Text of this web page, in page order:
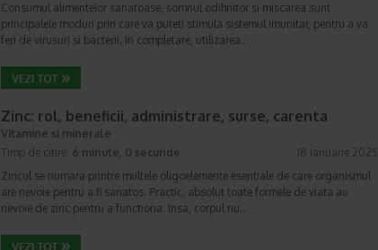
Consumul alimentelor sanatoase, somnul odihnitor si miscarea sunt
principalele moduri prin care va puteti stimula sistemul imunitar, pentru a va
feri de virusuri si bacterii. In completare, utilizarea…
Zinc: rol, beneficii, administrare, surse, carenta
Vitamine si minerale
Timp de citire: 6 minute, 0 secunde
18 ianuarie 2025
Zincul se numara printre multele oligoelemente esentiale de care organismul
are nevoie pentru a fi sanatos. Practic, absolut toate formele de viata au
nevoie de zinc pentru a functiona. Insa, corpul nu…